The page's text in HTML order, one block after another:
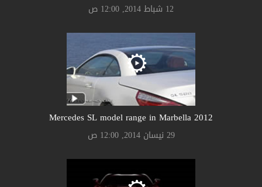
12 شباط 2014, 12:00 ص
Mercedes SL model range in Marbella 2012
29 نيسان 2014, 12:00 ص